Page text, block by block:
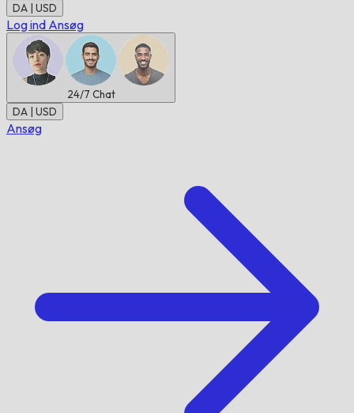
DA | USD
Log ind Ansøg
24/7 Chat
DA | USD
Ansøg